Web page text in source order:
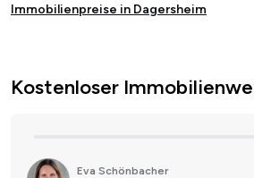
Immobilienpreise in Dagersheim
Kostenloser